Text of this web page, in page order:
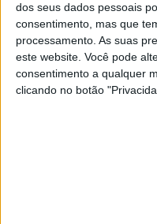
dos seus dados pessoais
consentimento, mas que
processamento. As suas
este website. Você pode
consentimento a qualquer
clicando no botão
A Kawasaki Z 900 RSR
herança histórica da
competições dos anos
e estilisticamente da Z
que visa mesclar história